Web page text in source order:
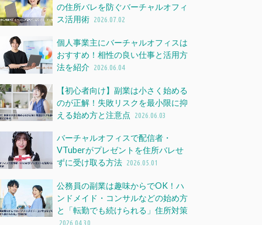
の住所バレを防ぐバーチャルオフィ
ス活用術 2026.07.02
個人事業主にバーチャルオフィスは
おすすめ！相性の良い仕事と活用方
法を紹介 2026.06.04
【初心者向け】副業は小さく始める
のが正解！失敗リスクを最小限に抑
える始め方と注意点
2026.06.03
バーチャルオフィスで配信者・
VTuberがプレゼントを住所バレせ
ずに受け取る方法 2026.05.01
公務員の副業は趣味からでOK！ハ
ンドメイド・コンサルなどの始め方
と「転勤でも続けられる」住所対策
2026.04.30